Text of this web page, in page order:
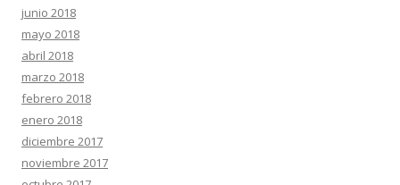
junio 2018
mayo 2018
abril 2018
marzo 2018
febrero 2018
enero 2018
diciembre 2017
noviembre 2017